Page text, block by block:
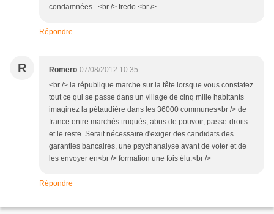
condamnées...<br /> fredo <br />
Répondre
R Romero 07/08/2012 10:35
<br /> la république marche sur la tête lorsque vous constatez
tout ce qui se passe dans un village de cinq mille habitants
imaginez la pétaudière dans les 36000 communes<br /> de
france entre marchés truqués, abus de pouvoir, passe-droits
et le reste. Serait nécessaire d'exiger des candidats des
garanties bancaires, une psychanalyse avant de voter et de
les envoyer en<br /> formation une fois élu.<br />
Répondre